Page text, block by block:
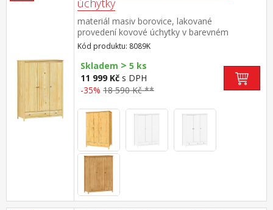
úchytky
materiál masiv borovice, lakované
provedení kovové úchytky v barevném
provedení černěná mosaz prostor dělený v
poměru 2:1 širší část šatní tyč a police, užší
část 3 police ve spodní části 2 zásuvky s
kovovými pojezdy doporučený nástavec 8189K
Kód produktu: 8089K
Skladem > 5 ks
11 999 Kč s DPH
-35% 18 590 Kč **